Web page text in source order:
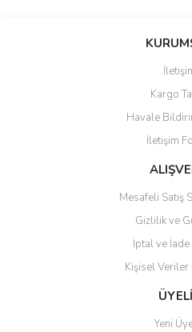
Kargo
Havale
İletişim
Mesafeli Satış
Gizlilik ve
İptal ve İade
Kişisel Veriler
Yeni